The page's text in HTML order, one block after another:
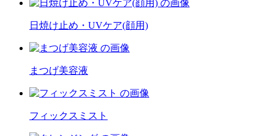
日焼け止め・UVケア(顔用)
まつげ美容液
フィックスミスト